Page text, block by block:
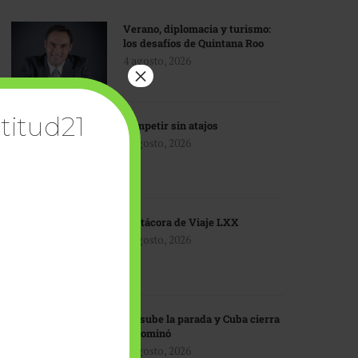
Verano, diplomacia y turismo:
los desafíos de Quintana Roo
4 agosto, 2026
Competir sin atajos
4 agosto, 2026
Bitácora de Viaje LXX
3 agosto, 2026
EU sube la parada y Cuba cierra
el dominó
3 agosto, 2026
×